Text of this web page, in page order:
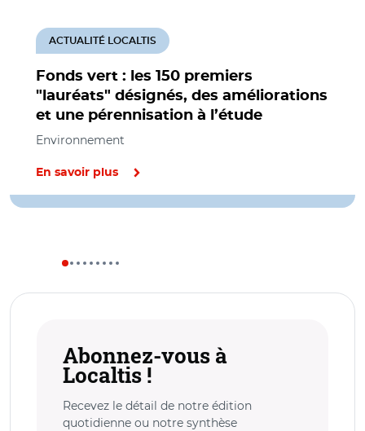
Fonds vert : les 150 premiers
"lauréats" désignés, des améliorations
et une pérennisation à l’étude
ACTUALITÉ LOCALTIS
Environnement
En savoir plus
Abonnez-vous à
Localtis !
Recevez le détail de notre édition
quotidienne ou notre synthèse